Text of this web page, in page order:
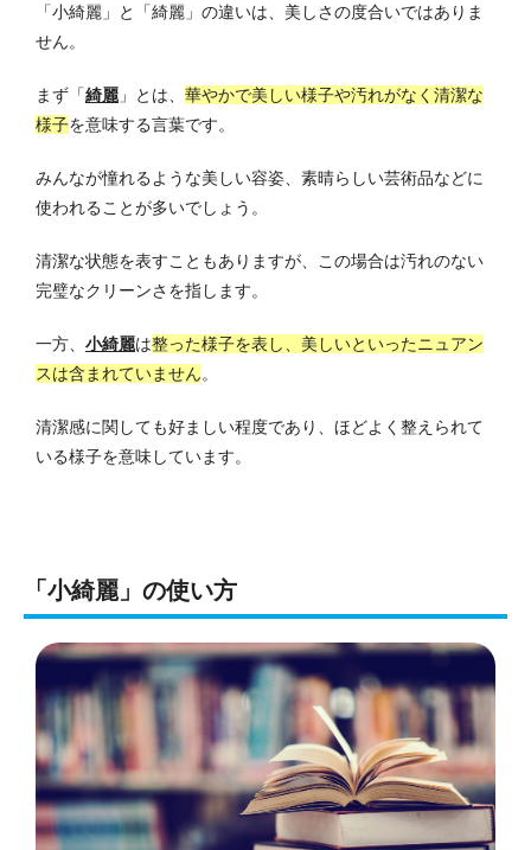
「小綺麗」と「綺麗」の違いは、美しさの度合いではありま
せん。
まず「綺麗 」とは、 華やかで美しい様子や汚れがなく清潔な
様子を意味する言葉です。
みんなが憧れるような美しい容姿、素晴らしい芸術品などに
使われることが多いでしょう。
清潔な状態を表すこともありますが、この場合は汚れのない
完璧なクリーンさを指します。
一方、 小綺麗は整った様子を表し、美しいといったニュアン
スは含まれていません。
清潔感に関しても好ましい程度であり、ほどよく整えられて
いる様子を意味しています。
「小綺麗」の使い方